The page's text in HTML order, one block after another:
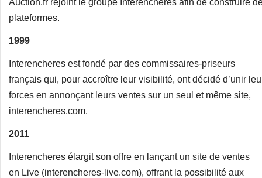
Auction.fr rejoint le groupe Interencheres afin de construire
plateformes.
1999
Interencheres est fondé par des commissaires-priseurs
français qui, pour accroître leur visibilité, ont décidé d’unir
forces en annonçant leurs ventes sur un seul et même site,
interencheres.com.
2011
Interencheres élargit son offre en lançant un site de ventes
en Live (interencheres-live.com), offrant la possibilité aux